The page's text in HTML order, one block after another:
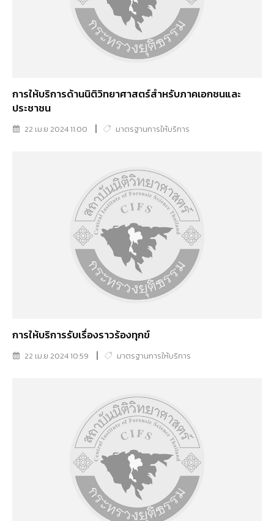
การให้บริการด้านนิติวิทยาศาสตร์สำหรับภาคเอกชนและ
ประชาชน
22 เม.ย 2024 11:00 มาตรฐานการให้บริการ
การให้บริการรับเรื่องราวร้องทุกข์
22 เม.ย 2024 10:59 มาตรฐานการให้บริการ